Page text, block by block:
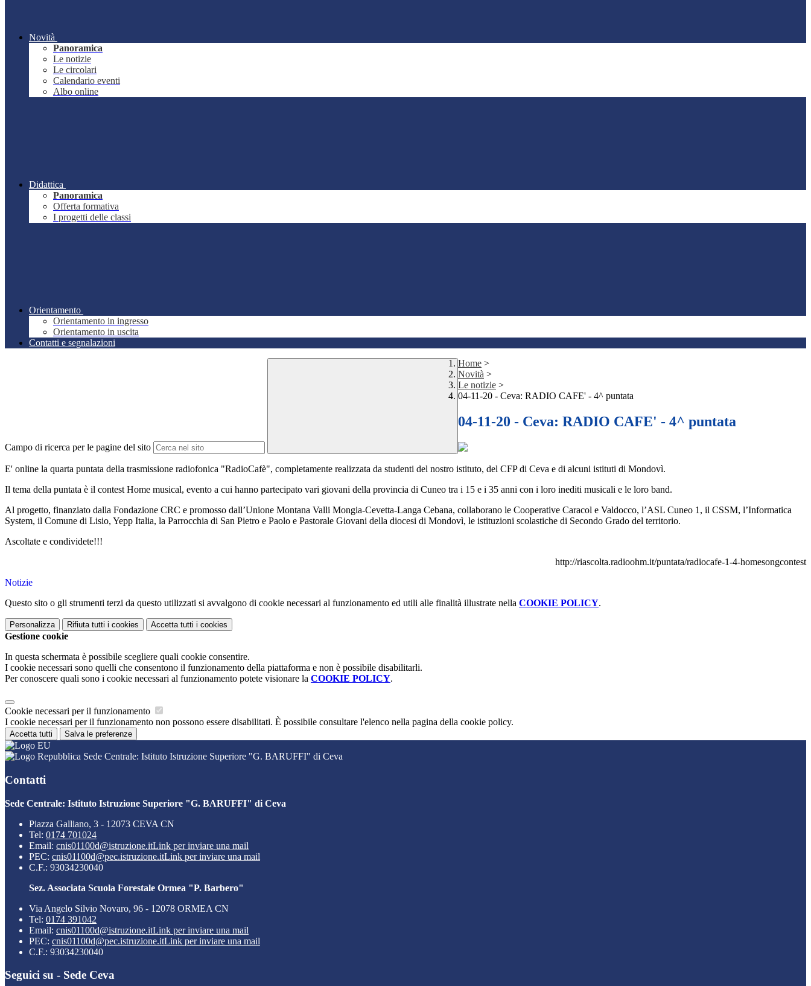
Novità
Panoramica
Le notizie
Le circolari
Calendario eventi
Albo online
Didattica
Panoramica
Offerta formativa
I progetti delle classi
Orientamento
Orientamento in ingresso
Orientamento in uscita
Contatti e segnalazioni
Campo di ricerca per le pagine del sito
Home >
Novità >
Le notizie >
04-11-20 - Ceva: RADIO CAFE' - 4^ puntata
04-11-20 - Ceva: RADIO CAFE' - 4^ puntata
E' online la quarta puntata della trasmissione radiofonica "RadioCafè", completamente realizzata da studenti del nostro istituto, del CFP di Ceva e di alcuni istituti di Mondovì.
Il tema della puntata è il contest Home musical, evento a cui hanno partecipato vari giovani della provincia di Cuneo tra i 15 e i 35 anni con i loro inediti musicali e le loro band.
Al progetto, finanziato dalla Fondazione CRC e promosso dall’Unione Montana Valli Mongia-Cevetta-Langa Cebana, collaborano le Cooperative Caracol e Valdocco, l’ASL Cuneo 1, il CSSM, l’Informatica
System, il Comune di Lisio, Yepp Italia, la Parrocchia di San Pietro e Paolo e Pastorale Giovani della diocesi di Mondovì, le istituzioni scolastiche di Secondo Grado del territorio.
Ascoltate e condividete!!!
http://riascolta.radioohm.it/puntata/radiocafe-1-4-homesongcontest
Notizie
Questo sito o gli strumenti terzi da questo utilizzati si avvalgono di cookie necessari al funzionamento ed utili alle finalità illustrate nella COOKIE POLICY.
Personalizza Rifiuta tutti i cookies Accetta tutti i cookies
Gestione cookie
In questa schermata è possibile scegliere quali cookie consentire.
I cookie necessari sono quelli che consentono il funzionamento della piattaforma e non è possibile disabilitarli.
Per conoscere quali sono i cookie necessari al funzionamento potete visionare la COOKIE POLICY.
Cookie necessari per il funzionamento
I cookie necessari per il funzionamento non possono essere disabilitati. È possibile consultare l'elenco nella pagina della cookie policy.
Accetta tutti Salva le preferenze
Sede Centrale: Istituto Istruzione Superiore "G. BARUFFI" di Ceva
Contatti
Sede Centrale: Istituto Istruzione Superiore "G. BARUFFI" di Ceva
Piazza Galliano, 3 - 12073 CEVA CN
Tel: 0174 701024
Email: cnis01100d@istruzione.itLink per inviare una mail
PEC: cnis01100d@pec.istruzione.itLink per inviare una mail
C.F.: 93034230040
Sez. Associata Scuola Forestale Ormea "P. Barbero"
Via Angelo Silvio Novaro, 96 - 12078 ORMEA CN
Tel: 0174 391042
Email: cnis01100d@istruzione.itLink per inviare una mail
PEC: cnis01100d@pec.istruzione.itLink per inviare una mail
C.F.: 93034230040
Seguici su - Sede Ceva